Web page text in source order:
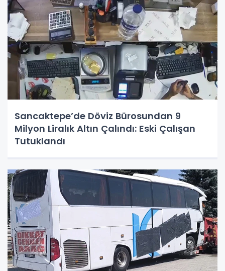
Sancaktepe’de Döviz Bürosundan 9
Milyon Liralık Altın Çalındı: Eski Çalışan
Tutuklandı